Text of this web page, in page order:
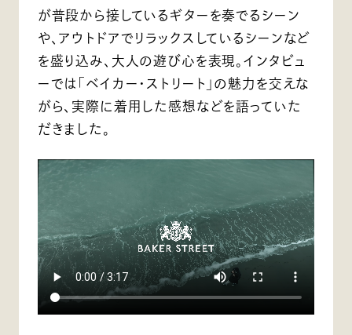
が普段から接しているギターを奏でるシーン
や、アウトドアでリラックスしているシーンなど
を盛り込み、大人の遊び心を表現。インタビュ
ーでは「ベイカー・ストリート」の魅力を交えな
がら、実際に着用した感想などを語っていた
だきました。